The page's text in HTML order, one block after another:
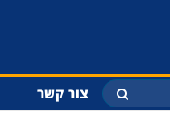
צור קשר